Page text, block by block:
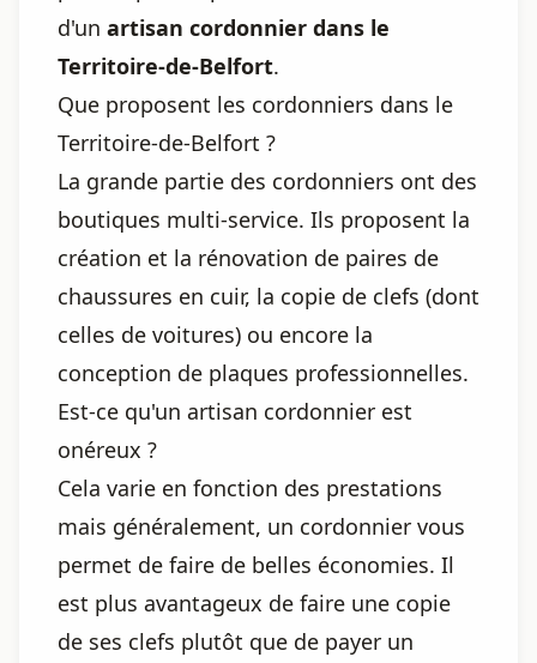
d'un artisan cordonnier dans le
Territoire-de-Belfort.
Que proposent les cordonniers dans le
Territoire-de-Belfort ?
La grande partie des cordonniers ont des
boutiques multi-service. Ils proposent la
création et la rénovation de paires de
chaussures en cuir, la copie de clefs (dont
celles de voitures) ou encore la
conception de plaques professionnelles.
Est-ce qu'un artisan cordonnier est
onéreux ?
Cela varie en fonction des prestations
mais généralement, un cordonnier vous
permet de faire de belles économies. Il
est plus avantageux de faire une copie
de ses clefs plutôt que de payer un